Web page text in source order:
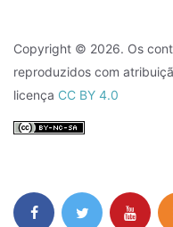
Copyright © 2026. Os
reproduzidos com
licença CC BY 4.0